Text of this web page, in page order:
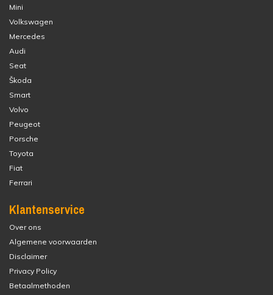
Mini
Volkswagen
Mercedes
Audi
Seat
Škoda
Smart
Volvo
Peugeot
Porsche
Toyota
Fiat
Ferrari
Klantenservice
Over ons
Algemene voorwaarden
Disclaimer
Privacy Policy
Betaalmethoden